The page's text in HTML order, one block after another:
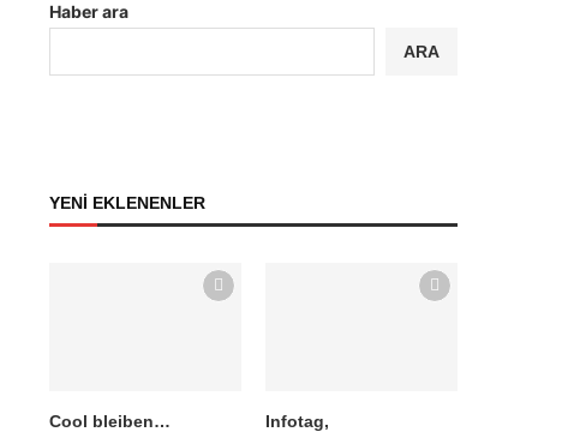
Haber ara
ARA
YENİ EKLENENLER
Cool bleiben…
Infotag,